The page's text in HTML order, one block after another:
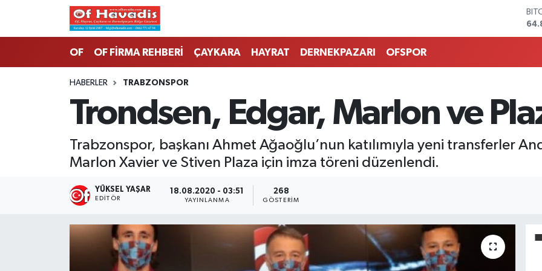
OF OF FİRMA REHBERİ ÇAYKARA HAYRAT DERNEKPAZARI OFSPOR
HABERLER TRABZONSPOR
Trondsen, Edgar, Marlon ve
Trabzonspor, başkanı Ahmet Ağaoğlu’nun katılımıyla yeni transferler
Marlon Xavier ve Stiven Plaza için imza töreni düzenlendi.
YÜKSEL YAŞAR
EDITÖR
18.08.2020 - 03:51
YAYINLANMA
268
GÖSTERIM
Trabzon Nöbetçi Eczaneler
Trabzon Namaz Vakitleri
Trabzon Trafik Yoğunluk Haritası
Süper Lig Puan Durumu ve Fikstür
Tüm Manşetler
Son Dakika Haberleri